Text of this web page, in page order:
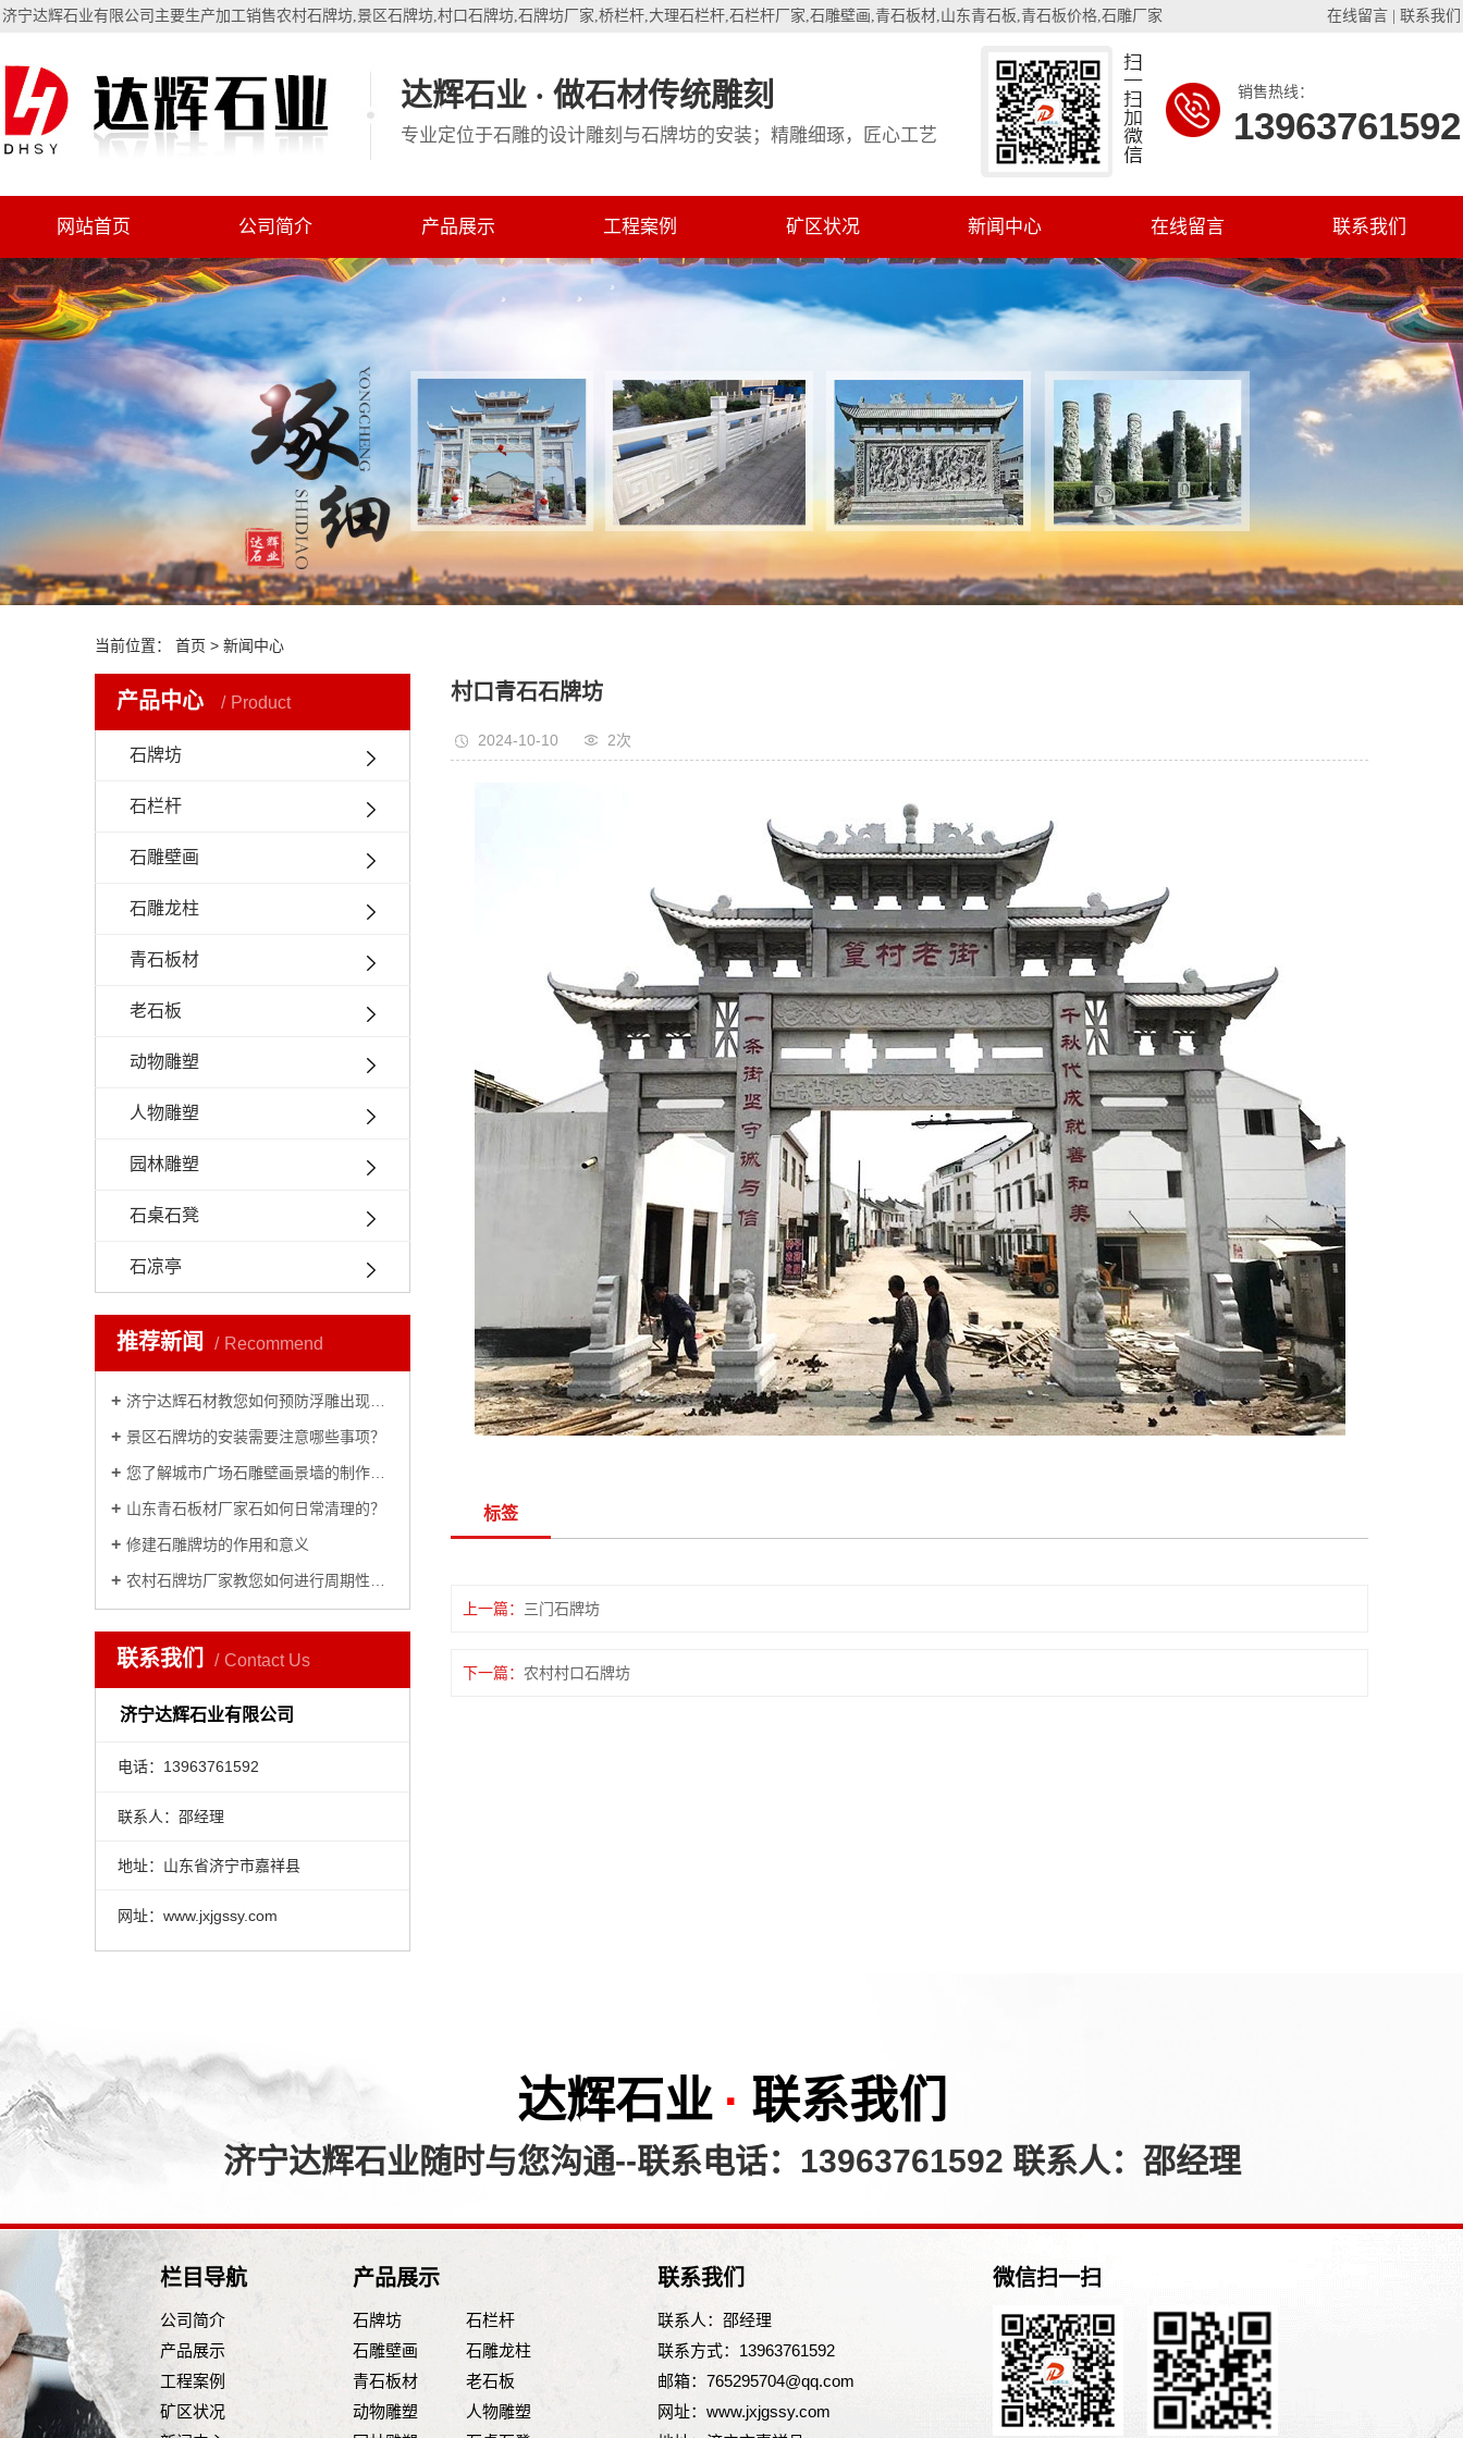
济宁达辉石业有限公司主要生产加工销售农村石牌坊,景区石牌坊,村口石牌坊,石牌坊厂家,桥栏杆,大理石栏杆,石栏杆厂家,石雕壁画,青石板材,山东青石板,青石板价格,石雕厂家 在线留言 联系我们
达辉石业 · 做石材传统雕刻
专业定位于石雕的设计雕刻与石牌坊的安装；精雕细琢，匠心工艺
销售热线：
13963761592
网站首页 公司简介 产品展示 工程案例 矿区状况 新闻中心 在线留言 联系我们
当前位置： 首页 > 新闻中心
产品中心 Product
石牌坊
石栏杆
石雕壁画
石雕龙柱
青石板材
老石板
动物雕塑
人物雕塑
园林雕塑
石桌石凳
石凉亭
推荐新闻 Recommend
济宁达辉石材教您如何预防浮雕出现脱落的情况？
景区石牌坊的安装需要注意哪些事项？
您了解城市广场石雕壁画景墙的制作意义吗？
山东青石板材厂家石如何日常清理的？
修建石雕牌坊的作用和意义
农村石牌坊厂家教您如何进行周期性维护？
联系我们 Contact Us
济宁达辉石业有限公司
电话：13963761592
联系人：邵经理
地址：山东省济宁市嘉祥县
网址：www.jxjgssy.com
村口青石石牌坊
2024-10-10 2次
标签
上一篇： 三门石牌坊
下一篇：农村村口石牌坊
达辉石业 · 联系我们
济宁达辉石业随时与您沟通--联系电话：13963761592 联系人：邵经理
栏目导航
公司简介
产品展示
工程案例
矿区状况
产品展示
石牌坊
石栏杆
石雕壁画
石雕龙柱
青石板材
老石板
动物雕塑
人物雕塑
联系我们
联系人：邵经理
联系方式：13963761592
邮箱：765295704@qq.com
网址：www.jxjgssy.com
微信扫一扫